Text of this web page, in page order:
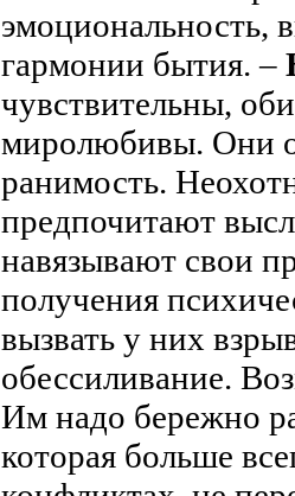
эмоциональность,
гармонии бытия. –
чувствительны,
миролюбивы. Они
ранимость.
предпочитают
навязывают свои
получения
вызвать у них
обессиливание.
Им надо бережно
которая больше